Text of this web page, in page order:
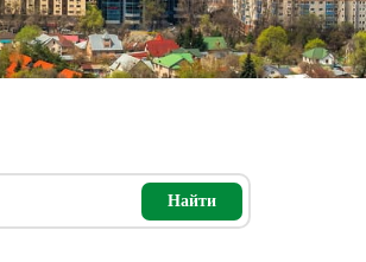
Найти